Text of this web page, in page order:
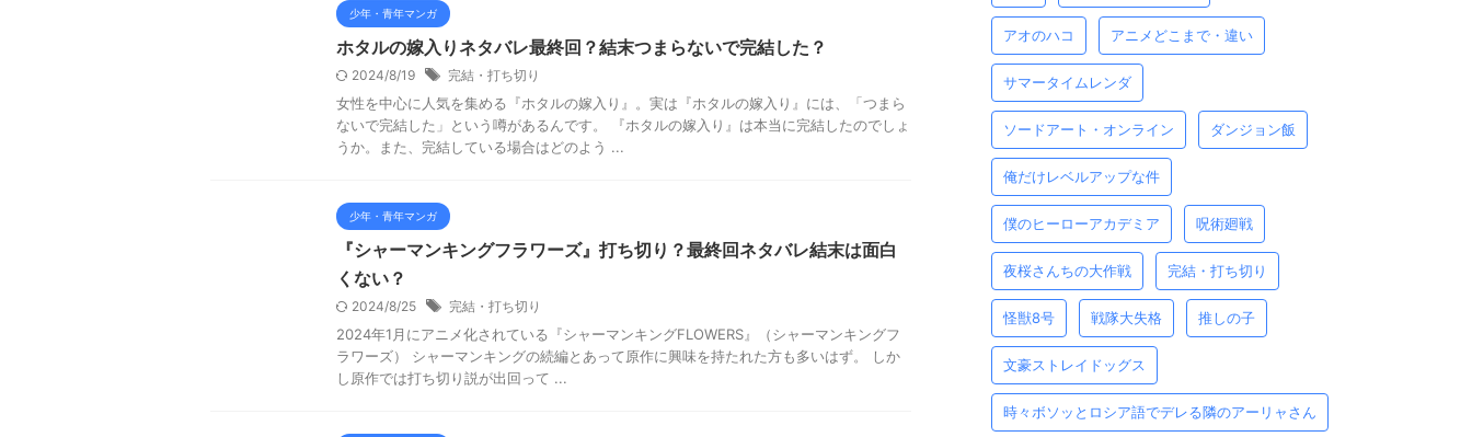
少年・青年マンガ
ホタルの嫁入りネタバレ最終回？結末つまらないで完結した？
2024/8/19 完結・打ち切り
女性を中心に人気を集める『ホタルの嫁入り』。実は『ホタルの嫁入り』には、「つまら
ないで完結した」という噂があるんです。 『ホタルの嫁入り』は本当に完結したのでしょ
うか。また、完結している場合はどのよう ...
少年・青年マンガ
『シャーマンキングフラワーズ』打ち切り？最終回ネタバレ結末は面白
くない？
2024/8/25 完結・打ち切り
2024年1月にアニメ化されている『シャーマンキングFLOWERS』（シャーマンキングフ
ラワーズ） シャーマンキングの続編とあって原作に興味を持たれた方も多いはず。 しか
し原作では打ち切り説が出回って ...
アオのハコ アニメどこまで・違い
サマータイムレンダ
ソードアート・オンライン ダンジョン飯
俺だけレベルアップな件
僕のヒーローアカデミア 呪術廻戦
夜桜さんちの大作戦 完結・打ち切り
怪獣8号 戦隊大失格 推しの子
文豪ストレイドッグス
時々ボソッとロシア語でデレる隣のアーリャさん